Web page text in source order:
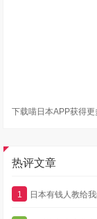
下载喵日本APP获得
热评文章
1 日本有钱人教给